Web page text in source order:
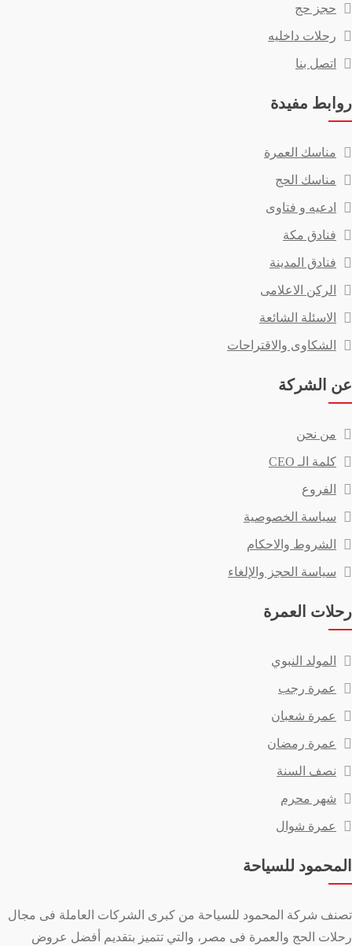
حجز حج
رحلات داخليه
اتصل بنا
روابط مفيدة
مناسك العمرة
مناسك الحج
ادعيه و فتاوى
فنادق مكة
فنادق المدينة
الركن الاعلامى
الاسئلة الشائعة
الشكاوى والاقتراحات
عن الشركة
من نحن
كلمة الـ CEO
الفروع
سياسة الخصوصية
الشروط والاحكام
سياسة الحجز والإلغاء
رحلات العمرة
المولد النبوي
عمرة رجب
عمرة شعبان
عمرة رمضان
نصف السنة
شهر محرم
عمرة شوال
المحمود للسياحة
تصنف شركة المحمود للسياحة من كبرى الشركات العاملة فى مجال
رحلات الحج والعمرة فى مصر، والتي تتميز بتقديم أفضل عروض